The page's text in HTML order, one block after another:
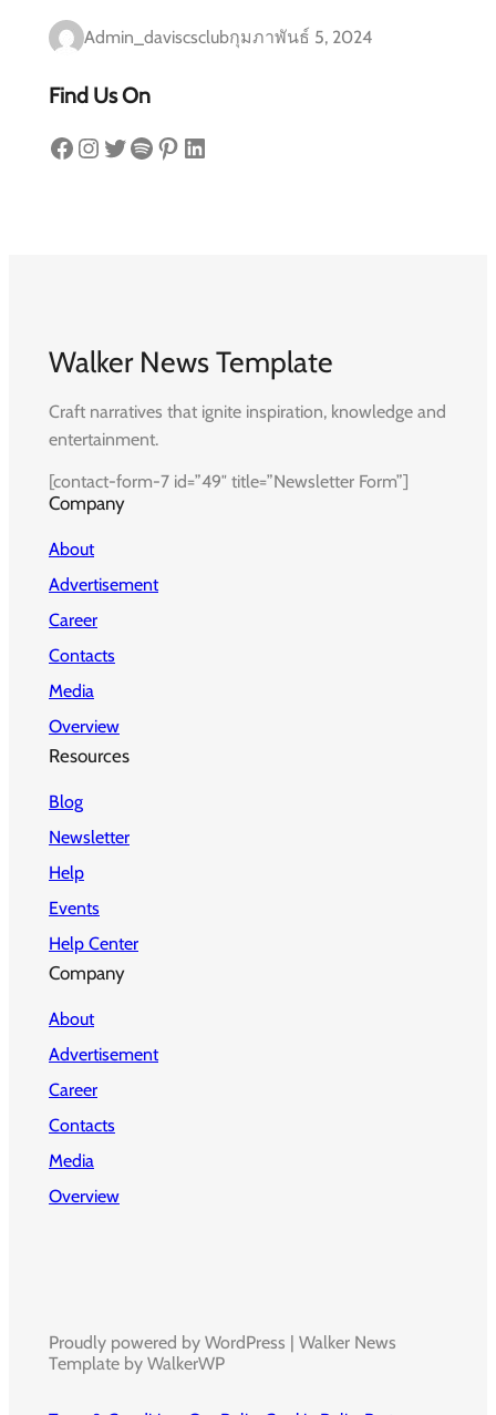
Admin_daviscsclubกุมภาพันธ์ 5, 2024
Find Us On
Facebook Instagram Twitter Spotify Pinterest LinkedIn
Walker News Template
Craft narratives that ignite inspiration, knowledge and
entertainment.
[contact-form-7 id=”49″ title=”Newsletter Form”]
Company
About
Advertisement
Career
Contacts
Media
Overview
Resources
Blog
Newsletter
Help
Events
Help Center
Company
About
Advertisement
Career
Contacts
Media
Overview
Proudly powered by WordPress | Walker News
Template by WalkerWP